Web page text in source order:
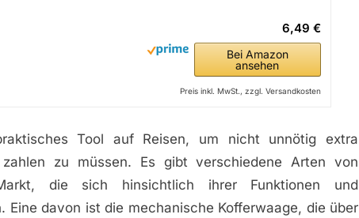
6,49 €
Bei Amazon
ansehen
Preis inkl. MwSt., zzgl. Versandkosten
Tool auf Reisen, um nicht unnötig extra
zu müssen. Es gibt verschiedene Arten von
die sich hinsichtlich ihrer Funktionen und
Eine davon ist die mechanische Kofferwaage, die über